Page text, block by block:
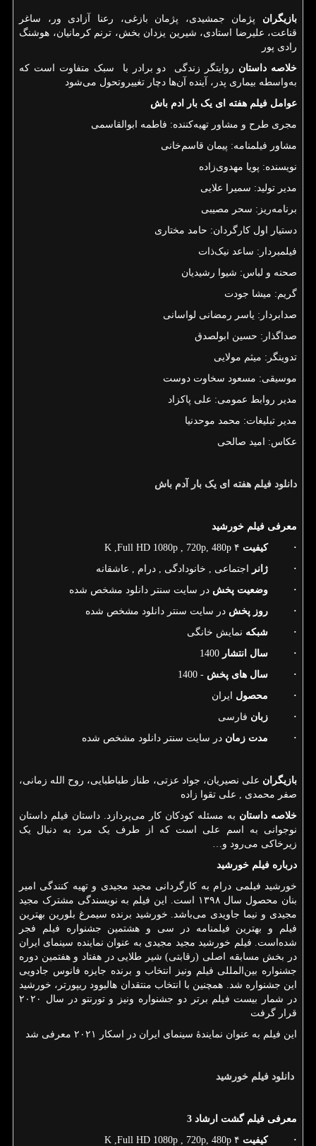
بازیگران پژمان جمشیدی، پژمان بازغی، رعنا آزادی ور، ساغر
قناعت، علیرضا استادی، شیرین یزدان بخش، ترنم کرمانیان، هوشنگ
رادی پور
خلاصه داستان روایتگر زندگی دو برادر با سبک متفاوت است که
به‌واسطه بیماری پدر، آینده آن‌ها دچار تغییروتحول می‌شود
عوامل فیلم هفته ای یک بار ادم باش
مجری طرح و مشاور تهیه‌کننده: فاطمه ابوالقاسمی
مشاور فیلمنامه: پیمان قاسم‌خانی
نویسنده: پویا مهدوی‌زاده
مدیر تولید: سمیرا علایی
برنامه‌ریز: سحر مصیبی
دستیار اول کارگردان: حامد مختاری
فیلمبردار: ساعد نیک‌ذات
صحنه و لباس: شیوا رشیدیان
گریم: میشا جودت
صدابردار: یاسر رمضانی لواسانی
صداگذار: حسین ابولصدق
تدوینگر: میثم مولایی
موسیقی: مسعود سخاوت دوست
مدیر روابط عمومی: علی پاکزاد
مدیر تبلیغات: محمد موحدنیا
عکاس: امید صالحی
دانلود فیلم هفته ای یک بار آدم باش
معرفی فیلم خورشید
·کیفیت ۴ K ,Full HD 1080p , 720p, 480p
· ژانر اجتماعی , خانودادگی , درام , عاشقانه
· وضعیت پخش در سایت سنتر دانلود مشخص شده
· روز پخش در سایت سنتر دانلود مشخص شده
· شبکه نمایش خانگی
· سال انتشار 1400
· سال های پخش - 1400
· محصول ایران
· زبان فارسی
· مدت زمان در سایت سنتر دانلود مشخص شده
بازیگران علی نصیریان، جواد عزتی، طناز طباطبایی، روح الله زمانی،
صفر محمدی , علی تقوا زاده
خلاصه داستان به مسئله کودکان کار می‌پردازد. داستان فیلم داستان
نوجوانی به اسم علی است که از طرف یک مرد به دنبال یک
زیرخاکی می‌رود و
درباره فیلم خورشید
خورشید فیلمی درام به کارگردانی مجید مجیدی و تهیه کنندگی امیر
بنان محصول سال ۱۳۹۸ است. این فیلم به نویسندگی مشترک مجید
مجیدی و نیما جاویدی می‌باشد. خورشید برنده سیمرغ بلورین بهترین
فیلم و بهترین فیلمنامه در سی و هشتمین جشنواره فیلم فجر
شده‌است. فیلم خورشید مجید مجیدی به عنوان نماینده سینمای ایران
در بخش مسابقه اصلی (رقابتی) شیر طلایی در هفتاد و هفتمین دوره
جشنواره بین‌المللی فیلم ونیز انتخاب و برنده جایزه فانوس جادویی
این جشنواره شد. همچنین با انتخاب منتقدان هالیوود ریپورتر، خورشید
در شمار بیست فیلم برتر دو جشنواره ونیز و تورنتو در سال ۲۰۲۰
قرار گرفت
این فیلم به عنوان نمایندهٔ سینمای ایران در اسکار ۲۰۲۱ معرفی شد
دانلود فیلم خورشید
معرفی فیلم گشت ارشاد 3
·کیفیت ۴ K ,Full HD 1080p , 720p, 480p